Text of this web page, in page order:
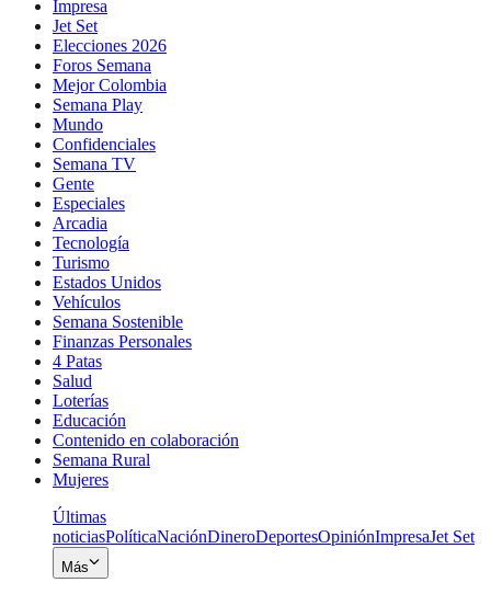
Impresa
Jet Set
Elecciones 2026
Foros Semana
Mejor Colombia
Semana Play
Mundo
Confidenciales
Semana TV
Gente
Especiales
Arcadia
Tecnología
Turismo
Estados Unidos
Vehículos
Semana Sostenible
Finanzas Personales
4 Patas
Salud
Loterías
Educación
Contenido en colaboración
Semana Rural
Mujeres
Últimas
noticiasPolíticaNaciónDineroDeportesOpiniónImpresaJet Set
Más